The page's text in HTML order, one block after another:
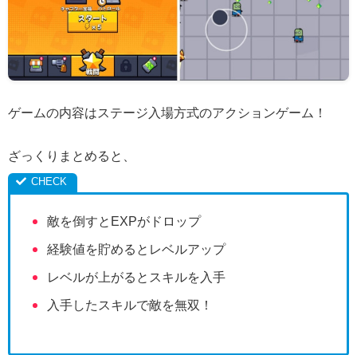
ゲームの内容はステージ入場方式のアクションゲーム！
ざっくりまとめると、
敵を倒すとEXPがドロップ
経験値を貯めるとレベルアップ
レベルが上がるとスキルを入手
入手したスキルで敵を無双！